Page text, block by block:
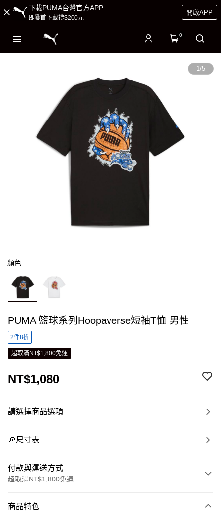
下載PUMA台灣官方APP
即獲首下載禮$200元
開啟APP
0
1/5
顏色
PUMA 籃球系列Hoopaverse短袖T恤 男性
2件8折
超取滿NT$1,800免運
NT$1,080
請選擇商品選項
🔎尺寸表
付款與運送方式
超取滿NT$1,800免運
信用卡一次付款
商品特色